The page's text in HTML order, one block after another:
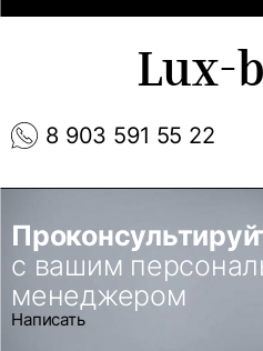
8 903 591 55 22
Lux-
с вашим
менеджером
Написать